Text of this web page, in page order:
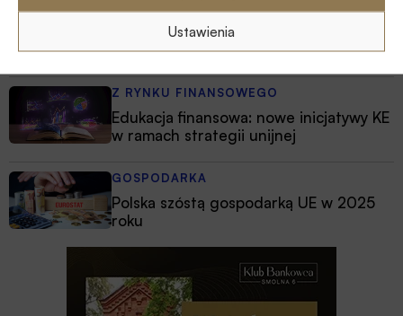
Ustawienia
Pierwsza emisja BGK obligacji z POLSTR
Z RYNKU FINANSOWEGO
Edukacja finansowa: nowe inicjatywy KE
w ramach strategii unijnej
GOSPODARKA
Polska szóstą gospodarką UE w 2025
roku